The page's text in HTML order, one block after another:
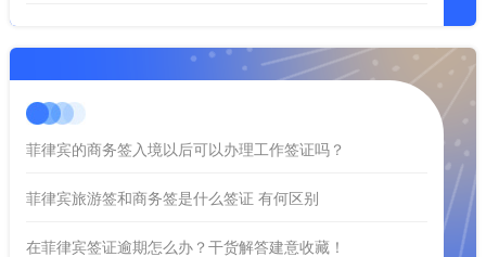
菲律宾的商务签入境以后可以办理工作签证吗？
菲律宾旅游签和商务签是什么签证 有何区别
在菲律宾签证逾期怎么办？干货解答建意收藏！